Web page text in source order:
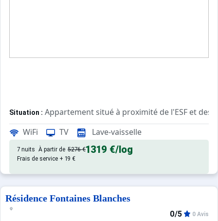
Situation : Appartement situé à proximité de l'ESF et des
Appartement de particulier :
WiFi TV Lave-vaisselle
7 nuits À partir de 5276 €1319 €/log
Frais de service + 19 €
Résidence Fontaines Blanches
0/5 0 Avis